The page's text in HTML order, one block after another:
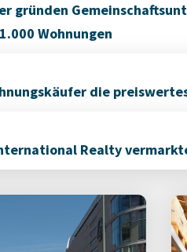
gründen
Wohnungen
die
Realty